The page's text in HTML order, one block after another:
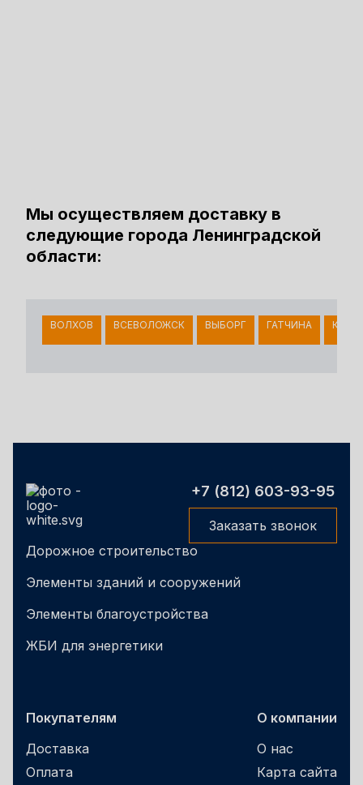
Мы осуществляем доставку в
следующие города Ленинградской
области:
ВОЛХОВ ВСЕВОЛОЖСК ВЫБОРГ ГАТЧИНА
+7 (812) 603-93-95
Заказать звонок
Дорожное строительство
Элементы зданий и сооружений
Элементы благоустройства
ЖБИ для энергетики
Покупателям
Доставка
Оплата
О компании
О нас
Карта сайта